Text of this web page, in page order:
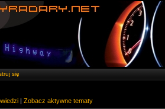
się
| Zobacz aktywne tematy